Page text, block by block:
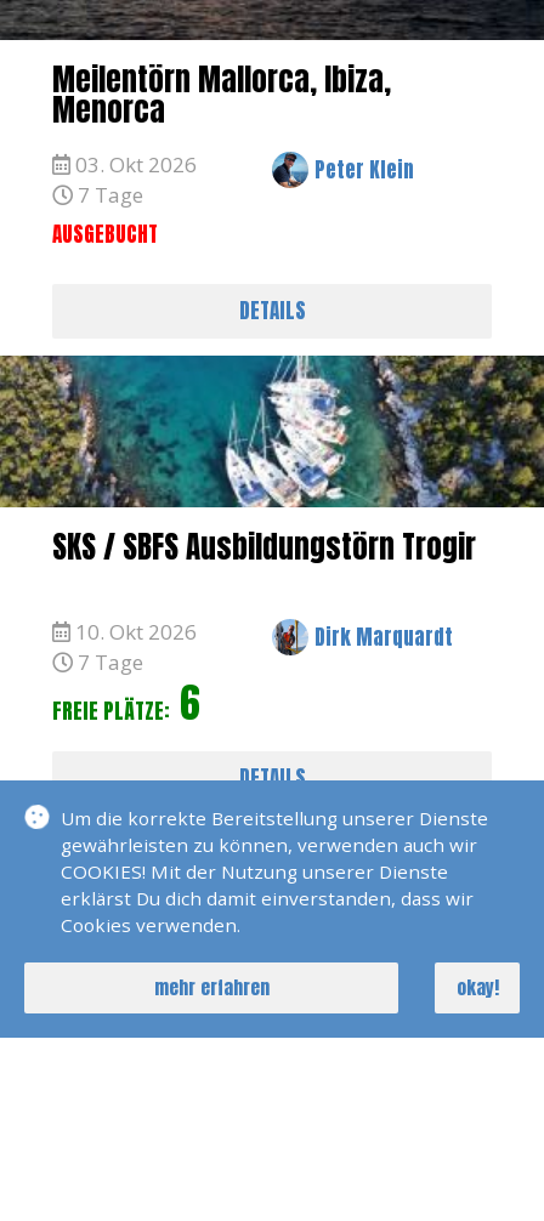
Meilentörn Mallorca, Ibiza,
Menorca
03. Okt 2026
7 Tage
Peter Klein
AUSGEBUCHT
DETAILS
SKS / SBFS Ausbildungstörn Trogir
10. Okt 2026
7 Tage
Dirk Marquardt
FREIE PLÄTZE: 6
DETAILS
Katamaran Training 3 Tage Trogir
Um die korrekte Bereitstellung unserer Dienste
gewährleisten zu können, verwenden auch wir
COOKIES! Mit der Nutzung unserer Dienste
erklärst Du dich damit einverstanden, dass wir
Cookies verwenden.
mehr erfahren okay!